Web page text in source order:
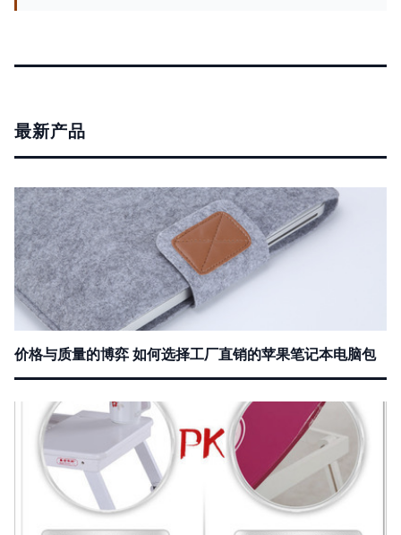
最新产品
价格与质量的博弈 如何选择工厂直销的苹果笔记本电脑包